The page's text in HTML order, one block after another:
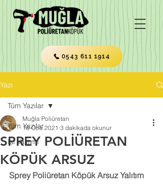
0543 611 1914
Yazı
Tüm Yazılar
Isı Yalıtımı
Tüm Yazılar
SPREY POLİÜRETAN
KÖPÜK ARSUZ
Muğla Poliüretan
16 Oca 2021 3 dakikada okunur
Sprey Poliüretan Köpük Arsuz Yalıtım